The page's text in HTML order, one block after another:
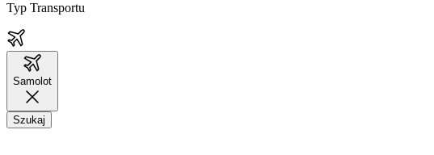
Typ Transportu
Samolot
Szukaj